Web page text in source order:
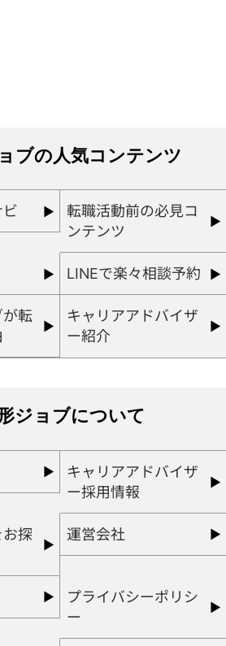
ブの人気コンテンツ
転職活動前の必見コ
ンテンツ
LINEで楽々相談予約
が転
キャリアアドバイザ
ー紹介
ジョブについて
キャリアアドバイザ
ー採用情報
探
運営会社
プライバシーポリシ
ー